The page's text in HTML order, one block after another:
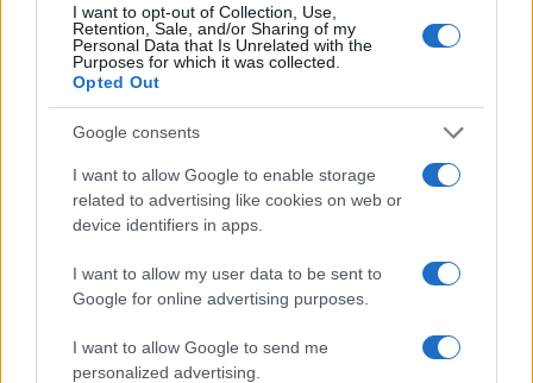
I want to opt-out of Collection, Use,
Retention, Sale, and/or Sharing of my
Personal Data that Is Unrelated with the
Purposes for which it was collected.
Opted Out
Google consents
I want to allow Google to enable storage
related to advertising like cookies on web or
device identifiers in apps.
I want to allow my user data to be sent to
Google for online advertising purposes.
I want to allow Google to send me
personalized advertising.
Αγοράζουμε όπλα, όχι όμως εθνική
αυτονομία
Τριμερές σύμφωνο Σαουδικής Αραβίας
– Πακιστάν – Τουρκίας – Υπογράφεται
σήμερα